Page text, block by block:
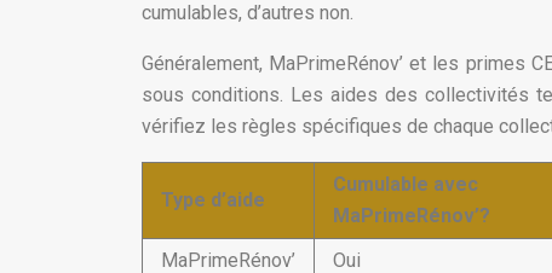
cumulables, d’autres non.
Généralement, MaPrimeRénov’ et les primes
sous conditions. Les aides des collectivités
vérifiez les règles spécifiques de chaque
Type d’aide
Cumulable avec
MaPrimeRénov’?
MaPrimeRénov’
Oui